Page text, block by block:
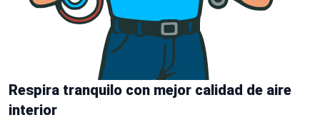
Respira tranquilo con mejor calidad de aire
interior